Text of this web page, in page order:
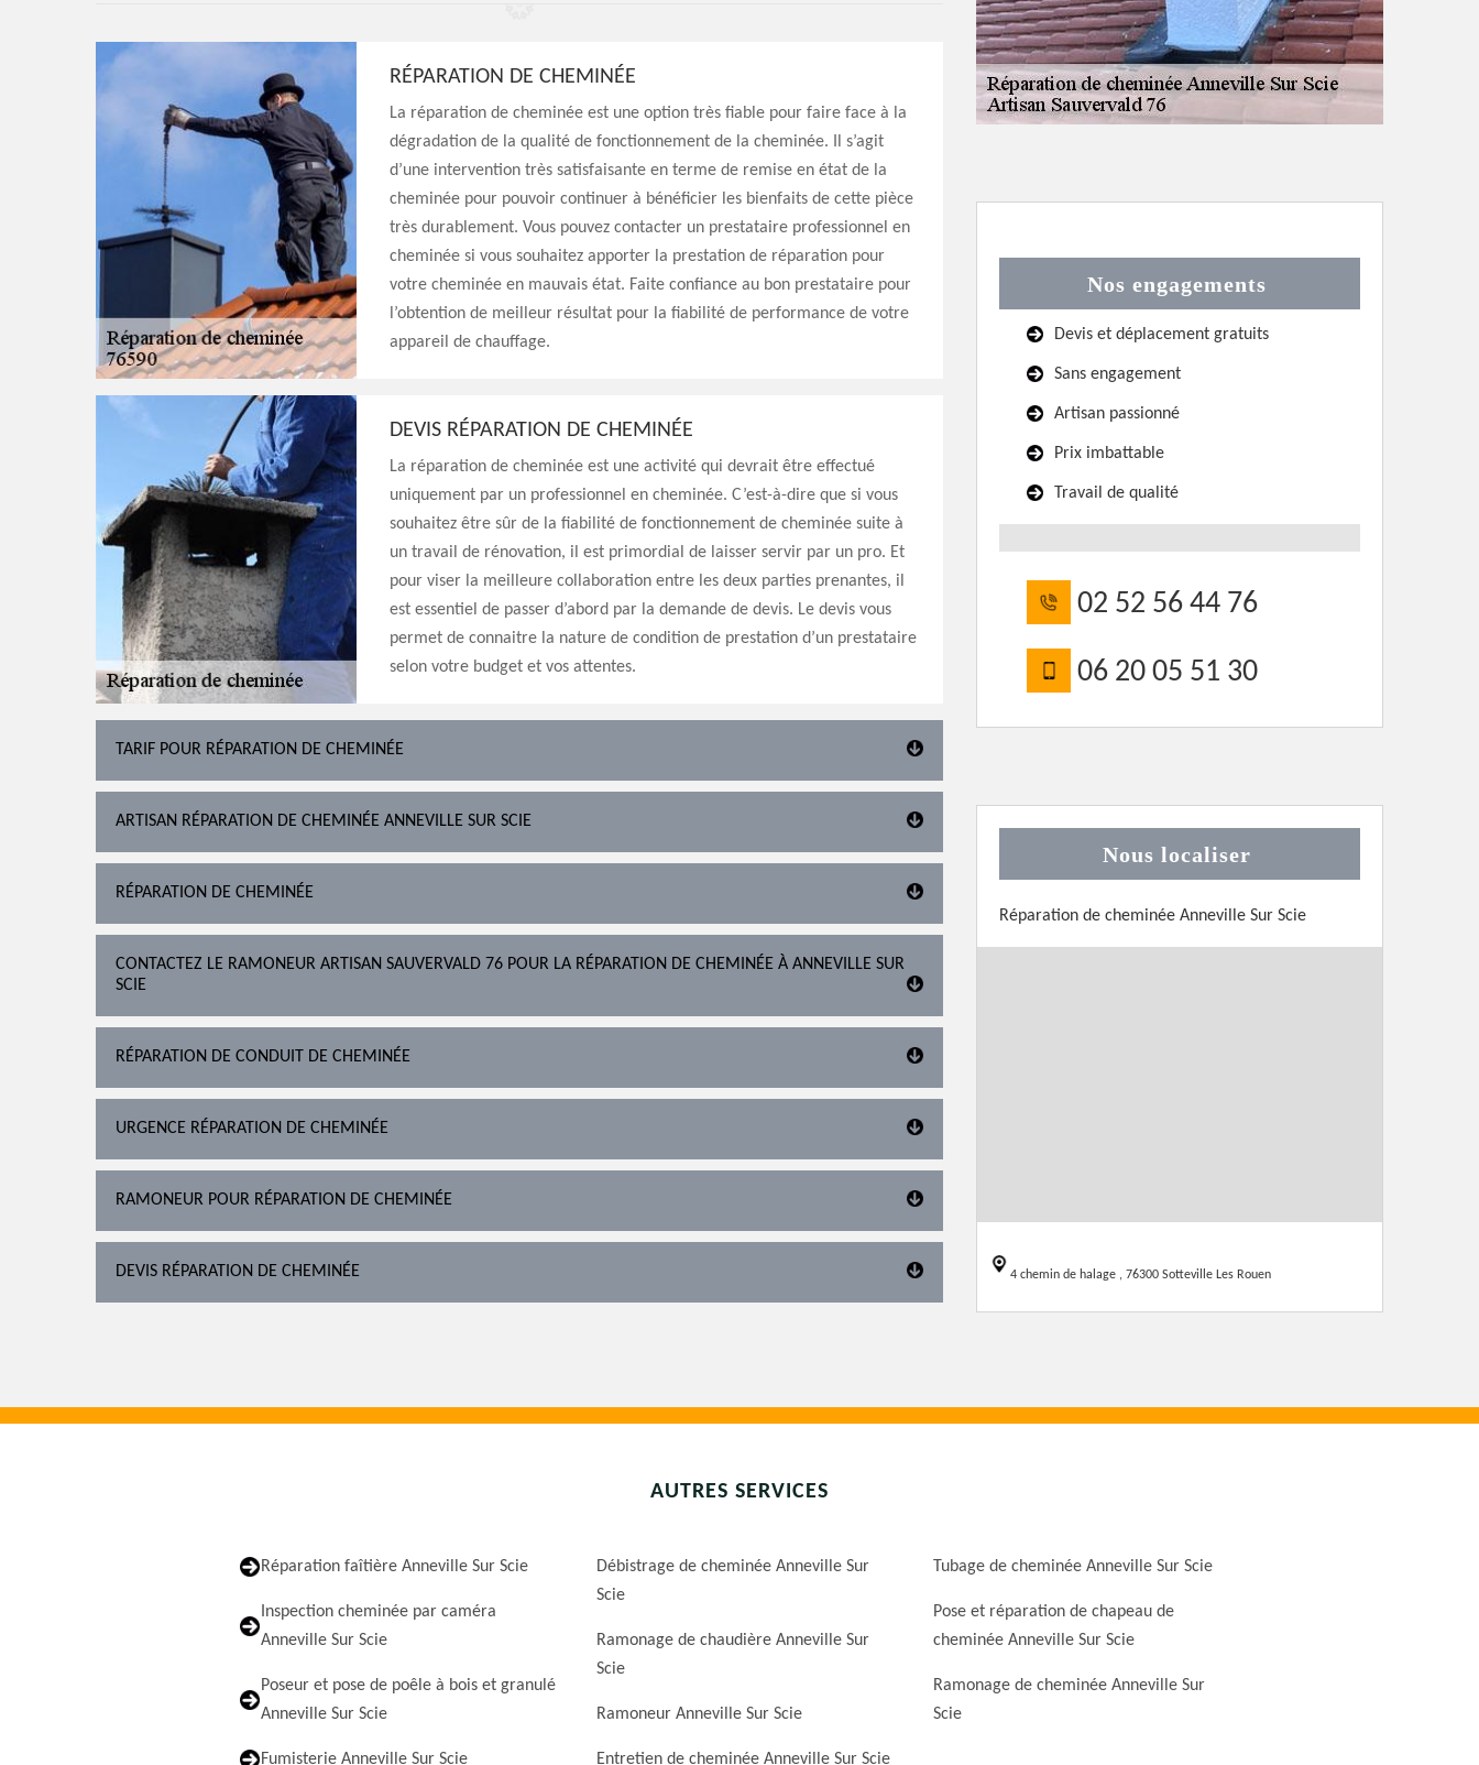
RÉPARATION DE CHEMINÉE
La réparation de cheminée est une option très fiable pour faire face à la
dégradation de la qualité de fonctionnement de la cheminée. Il s’agit
d’une intervention très satisfaisante en terme de remise en état de la
cheminée pour pouvoir continuer à bénéficier les bienfaits de cette pièce
très durablement. Vous pouvez contacter un prestataire professionnel en
cheminée si vous souhaitez apporter la prestation de réparation pour
votre cheminée en mauvais état. Faite confiance au bon prestataire pour
l’obtention de meilleur résultat pour la fiabilité de performance de votre
appareil de chauffage.
DEVIS RÉPARATION DE CHEMINÉE
La réparation de cheminée est une activité qui devrait être effectué
uniquement par un professionnel en cheminée. C’est-à-dire que si vous
souhaitez être sûr de la fiabilité de fonctionnement de cheminée suite à
un travail de rénovation, il est primordial de laisser servir par un pro. Et
pour viser la meilleure collaboration entre les deux parties prenantes, il
est essentiel de passer d’abord par la demande de devis. Le devis vous
permet de connaitre la nature de condition de prestation d’un prestataire
selon votre budget et vos attentes.
TARIF POUR RÉPARATION DE CHEMINÉE
ARTISAN RÉPARATION DE CHEMINÉE ANNEVILLE SUR SCIE
RÉPARATION DE CHEMINÉE
CONTACTEZ LE RAMONEUR ARTISAN SAUVERVALD 76 POUR LA RÉPARATION DE CHEMINÉE À ANNEVILLE SUR
SCIE
RÉPARATION DE CONDUIT DE CHEMINÉE
URGENCE RÉPARATION DE CHEMINÉE
RAMONEUR POUR RÉPARATION DE CHEMINÉE
DEVIS RÉPARATION DE CHEMINÉE
Nos engagements
Devis et déplacement gratuits
Sans engagement
Artisan passionné
Prix imbattable
Travail de qualité
02 52 56 44 76
06 20 05 51 30
Nous localiser
Réparation de cheminée Anneville Sur Scie
4 chemin de halage , 76300 Sotteville Les Rouen
AUTRES SERVICES
Réparation faîtière Anneville Sur Scie
Inspection cheminée par caméra
Anneville Sur Scie
Poseur et pose de poêle à bois et granulé
Anneville Sur Scie
Fumisterie Anneville Sur Scie
Débistrage de cheminée Anneville Sur
Scie
Ramonage de chaudière Anneville Sur
Scie
Ramoneur Anneville Sur Scie
Entretien de cheminée Anneville Sur Scie
Tubage de cheminée Anneville Sur Scie
Pose et réparation de chapeau de
cheminée Anneville Sur Scie
Ramonage de cheminée Anneville Sur
Scie